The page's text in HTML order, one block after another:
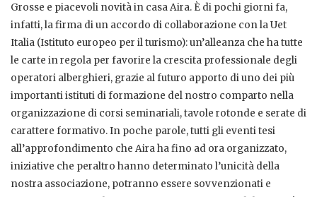
Grosse e piacevoli novità in casa Aira. È di pochi giorni fa,
infatti, la firma di un accordo di collaborazione con la Uet
Italia (Istituto europeo per il turismo): un’alleanza che ha tutte
le carte in regola per favorire la crescita professionale degli
operatori alberghieri, grazie al futuro apporto di uno dei più
importanti istituti di formazione del nostro comparto nella
organizzazione di corsi seminariali, tavole rotonde e serate di
carattere formativo. In poche parole, tutti gli eventi tesi
all’approfondimento che Aira ha fino ad ora organizzato,
iniziative che peraltro hanno determinato l’unicità della
nostra associazione, potranno essere sovvenzionati e